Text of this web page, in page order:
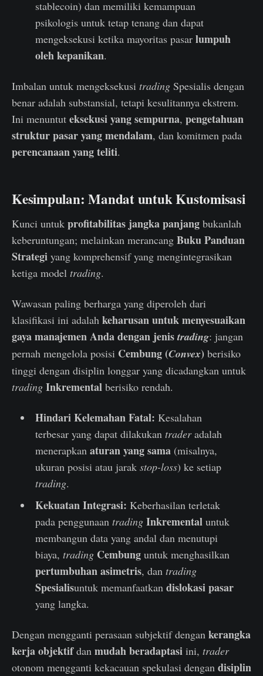
stablecoin) dan memiliki kemampuan
psikologis untuk tetap tenang dan dapat
mengeksekusi ketika mayoritas pasar lumpuh
oleh kepanikan.
Imbalan untuk mengeksekusi trading Spesialis dengan
benar adalah substansial, tetapi kesulitannya ekstrem.
Ini menuntut eksekusi yang sempurna, pengetahuan
struktur pasar yang mendalam, dan komitmen pada
perencanaan yang teliti.
Kesimpulan: Mandat untuk Kustomisasi
Kunci untuk profitabilitas jangka panjang bukanlah
keberuntungan; melainkan merancang Buku Panduan
Strategi yang komprehensif yang mengintegrasikan
ketiga model trading.
Wawasan paling berharga yang diperoleh dari
klasifikasi ini adalah keharusan untuk menyesuaikan
gaya manajemen Anda dengan jenistrading: jangan
pernah mengelola posisi Cembung (Convex) berisiko
tinggi dengan disiplin longgar yang dicadangkan untuk
trading Inkremental berisiko rendah.
Hindari Kelemahan Fatal: Kesalahan
terbesar yang dapat dilakukan traderadalah
menerapkan aturan yang sama(misalnya,
ukuran posisi atau jarak stop-loss) ke setiap
trading.
Kekuatan Integrasi: Keberhasilan terletak
pada penggunaan trading Inkrementaluntuk
membangun data yang andal dan menutupi
biaya, trading Cembunguntuk menghasilkan
pertumbuhan asimetris, dan trading
Spesialisuntuk memanfaatkan dislokasi pasar
yang langka.
Dengan mengganti perasaan subjektif dengan kerangka
kerja objektifdan mudah beradaptasi ini, trader
otonom mengganti kekacauan spekulasi dengan disiplin